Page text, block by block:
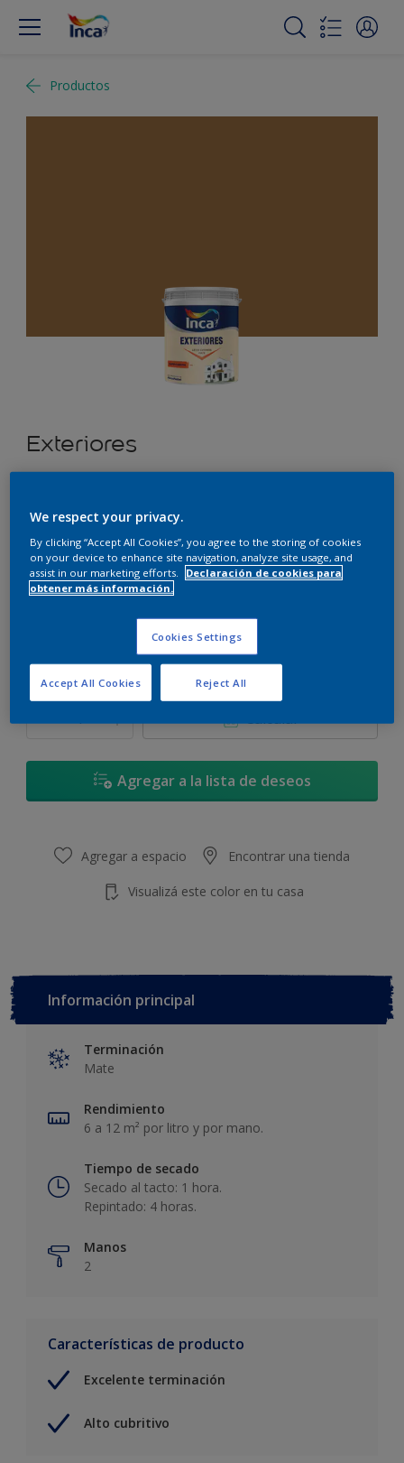
Productos
Exteriores
Cambiar de color
Cantidad Calculadora de pintura
Calcular
Agregar a la lista de deseos
Agregar a espacio Encontrar una tienda
Visualizá este color en tu casa
Información principal
Terminación
Mate
Rendimiento
6 a 12 m² por litro y por mano.
Tiempo de secado
Secado al tacto: 1 hora.
Repintado: 4 horas.
Manos
2
Características de producto
Excelente terminación
Alto cubritivo
We respect your privacy.
By clicking “Accept All Cookies”, you agree to the storing of cookies
on your device to enhance site navigation, analyze site usage, and
assist in our marketing efforts.
Declaración de cookies para
obtener más información.
Cookies Settings
Reject All
Accept All Cookies